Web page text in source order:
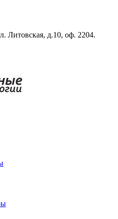
Литовская, д.10, оф. 2204.